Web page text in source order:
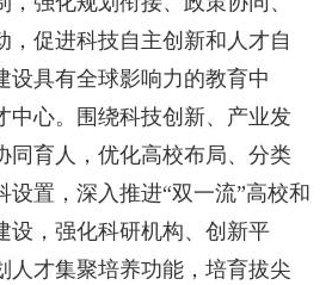
，促进科技自主创新和人才自
设具有全球影响力的教育中
中心。围绕科技创新、产业发
同育人，优化高校布局、分类
设置，深入推进“双一流”高校和
设，强化科研机构、创新平
人才集聚培养功能，培育拔尖